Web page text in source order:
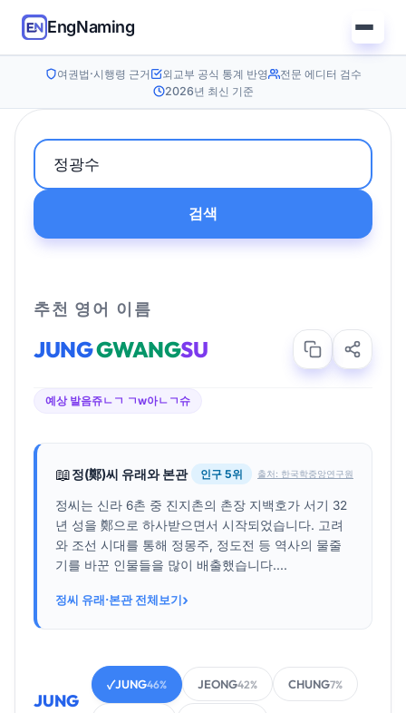
EngNaming
여권법·시행령 근거 외교부 공식 통계 반영
전문 에디터 검수
2026년 최신 기준
검색
추천 영어 이름
JUNGGWANGSU
예상 발음쥬ㄴㄱ ㄱw아ㄴㄱ슈
📖정(鄭)씨 유래와 본관 인구 5위 출처: 한국학중앙연구원
정씨는 신라 6촌 중 진지촌의 촌장 지백호가 서기 32
년 성을 鄭으로 하사받으면서 시작되었습니다. 고려
와 조선 시대를 통해 정몽주, 정도전 등 역사의 물줄
기를 바꾼 인물들을 많이 배출했습니다....
정씨 유래·본관 전체보기›
JUNG
✓JUNG46% JEONG42% CHUNG7%